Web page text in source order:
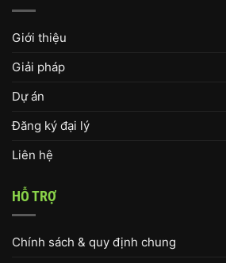
Giới thiệu
Giải pháp
Dự án
Đăng ký đại lý
Liên hệ
HỖ TRỢ
Chính sách & quy định chung